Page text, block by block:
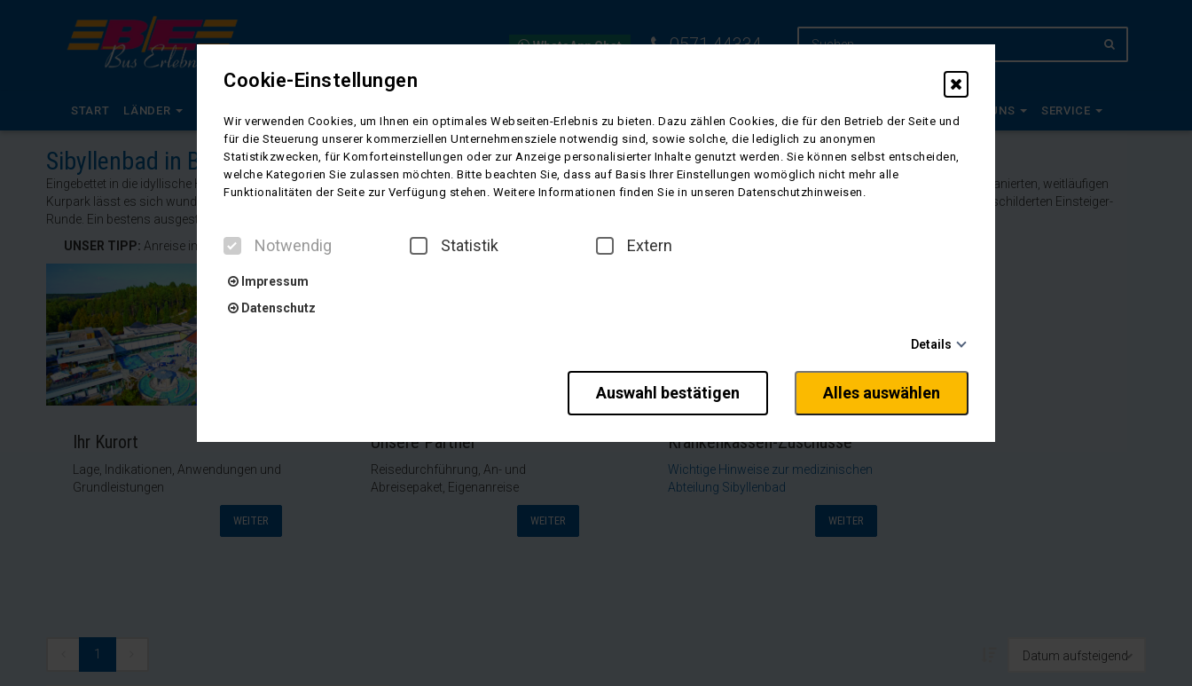
WhatsApp Chat 0571 44334
START LÄNDER ÜBER UNS SERVICE
Sibyllenbad in Bad Neualbenreuth, Bayern
Eingebettet in die idyllische Hügellandschaft des Oberpfälzer Walds, am Rande des Fichtelgebirges, liegt der historische Ort Neualbenreuth mit dem Sibyllenbad. Im kürzlich sanierten, weitläufigen
Kurpark lässt es sich wunderbar entspannen – ob bei einem gemütlichen Spaziergang, einem spannenden Minigolf-Spiel oder bei einer Runde Nordic Walking auf der ausgeschilderten Einsteiger-
Runde. Ein bestens ausgestattetes Gesundheitszentrum rundet das Urlaubsangebot ab und macht Sibyllenbad zur perfekten Erholungsoase.
UNSER TIPP: Anreise immer montags, Buspendel mit Haustürabholung, Kur-Paket "Radon-Kur" inklusive
Ihr Kurort
Lage, Indikationen, Anwendungen und
Grundleistungen
WEITER
Unsere Partner
Reisedurchführung, An- und
Abreisepaket, Eigenanreise
WEITER
Krankenkassen-Zuschüsse
Wichtige Hinweise zur medizinischen
Abteilung Sibyllenbad
WEITER
1
Cookie-Einstellungen
Wir verwenden Cookies, um Ihnen ein optimales Webseiten-Erlebnis zu bieten. Dazu zählen Cookies, die für den Betrieb der Seite und
für die Steuerung unserer kommerziellen Unternehmensziele notwendig sind, sowie solche, die lediglich zu anonymen
Statistikzwecken, für Komforteinstellungen oder zur Anzeige personalisierter Inhalte genutzt werden. Sie können selbst entscheiden,
welche Kategorien Sie zulassen möchten. Bitte beachten Sie, dass auf Basis Ihrer Einstellungen womöglich nicht mehr alle
Funktionalitäten der Seite zur Verfügung stehen. Weitere Informationen finden Sie in unseren Datenschutzhinweisen.
Notwendig Statistik Extern
Impressum
Datenschutz
Details
Diese Cookies sind für den Betrieb der Seite unbedingt notwendig und ermöglichen beispielsweise sicherheitsrelevante
Funktionalitäten. Außerdem können wir mit dieser Art von Cookies ebenfalls erkennen, ob Sie in Ihrem Profil eingeloggt bleiben
Um unser Angebot und unsere Webseite weiter zu verbessern, erfassen wir anonymisierte Daten für Statistiken und Analysen. Mithilfe
dieser Cookies können wir beispielsweise die Besucherzahlen und den Effekt bestimmter Seiten unseres Web-Auftritts ermitteln und
unsere Inhalte optimieren.
Extern
Auswahl bestätigen Alles auswählen